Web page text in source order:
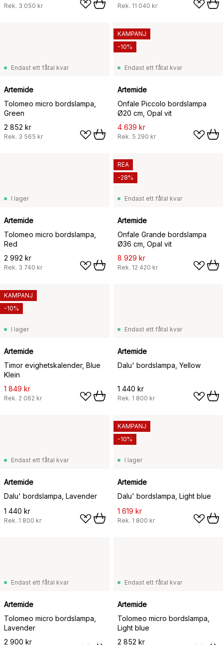
Rek. 3 050 kr Rek. 11 040 kr
Endast ett fåtal kvar
Artemide
Tolomeo micro bordslampa,
Green
2 852 kr
Rek. 3 565 kr
Endast ett fåtal kvar
Artemide
Onfale Piccolo bordslampa
Ø20 cm, Opal vit
4 639 kr
Rek. 5 290 kr
KAMPANJ
-10%
I lager
Artemide
Tolomeo micro bordslampa,
Red
2 992 kr
Rek. 3 740 kr
Endast ett fåtal kvar
Artemide
Onfale Grande bordslampa
Ø36 cm, Opal vit
8 929 kr
Rek. 12 420 kr
REA
-28%
I lager
Artemide
Timor evighetskalender, Blue
Klein
1 849 kr
Rek. 2 062 kr
KAMPANJ
-10%
Endast ett fåtal kvar
Artemide
Dalu' bordslampa, Yellow
1 440 kr
Rek. 1 800 kr
Endast ett fåtal kvar
Artemide
Dalu' bordslampa, Lavender
1 440 kr
Rek. 1 800 kr
I lager
Artemide
Dalu' bordslampa, Light blue
1 619 kr
Rek. 1 800 kr
KAMPANJ
-10%
Endast ett fåtal kvar
Artemide
Tolomeo micro bordslampa,
Lavender
2 900 kr
Endast ett fåtal kvar
Artemide
Tolomeo micro bordslampa,
Light blue
2 852 kr